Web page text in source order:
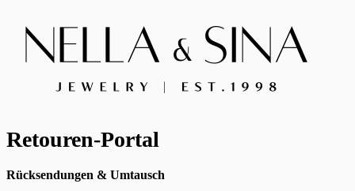
Retouren-Portal
Rücksendungen & Umtausch